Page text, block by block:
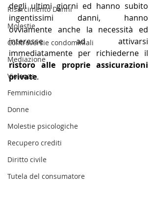
Risarcimento Danni
Molestie
Controversie condominiali
Mediazione
Violenza
Femminicidio
Donne
Molestie psicologiche
Recupero crediti
Diritto civile
Tutela del consumatore
degli ultimi giorni ed hanno subito
ingentissimi danni, hanno
ovviamente anche la necessità ed
interesse ad attivarsi
immediatamente per richiederne il
ristoro alle proprie assicurazioni
private.